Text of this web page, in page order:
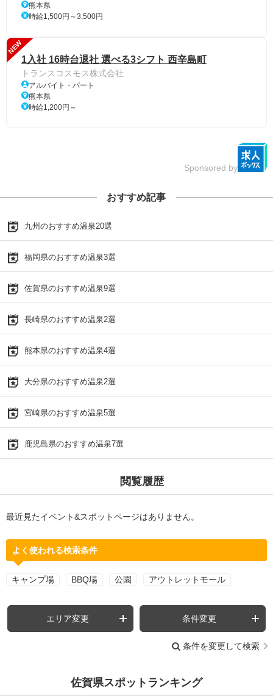
熊本県
時給1,500円～3,500円
NEW
1入社 16時台退社 選べる3シフト 西辛島町
トランスコスモス株式会社
アルバイト・パート
熊本県
時給1,200円～
Sponsored by
おすすめ記事
九州のおすすめ温泉20選
福岡県のおすすめ温泉3選
佐賀県のおすすめ温泉9選
長崎県のおすすめ温泉2選
熊本県のおすすめ温泉4選
大分県のおすすめ温泉2選
宮崎県のおすすめ温泉5選
鹿児島県のおすすめ温泉7選
閲覧履歴
最近見たイベント&スポットページはありません。
よく使われる検索条件
キャンプ場 BBQ場 公園 アウトレットモール
エリア変更 条件変更
条件を変更して検索
佐賀県スポットランキング